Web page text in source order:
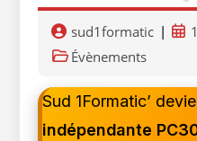
Auteur/autrice
de
la
publication :
sud1formatic
PostÉvènements
Sud 1Formatic’
indépendante